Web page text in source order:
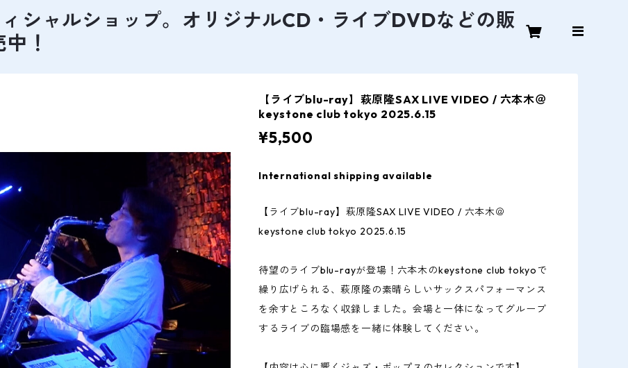
シャルショップ。オリジナルCD・ライブDVDなどの販
！
【ライブblu-ray】萩原隆SAX LIVE VIDEO / 六本木＠
keystone club tokyo 2025.6.15
¥5,500
International shipping available
【ライブblu-ray】萩原隆SAX LIVE VIDEO / 六本木＠
keystone club tokyo 2025.6.15
待望のライブblu-rayが登場！六本木のkeystone club tokyoで
繰り広げられる、萩原隆の素晴らしいサックスパフォーマンス
を余すところなく収録しました。会場と一体になってグルーブ
するライブの臨場感を一緒に体験してください。